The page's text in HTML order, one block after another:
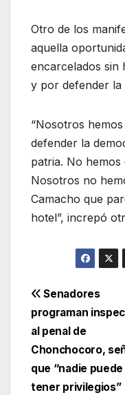
Otro de los
aquella
encarcelados sin
y por defender la
“Nosotros
defender la
patria. No hemos
Nosotros no
Camacho que
hotel”, increpó
de
entradas
Senadores
programan
al penal de
Chonchocoro,
que “nadie puede
tener privilegios”